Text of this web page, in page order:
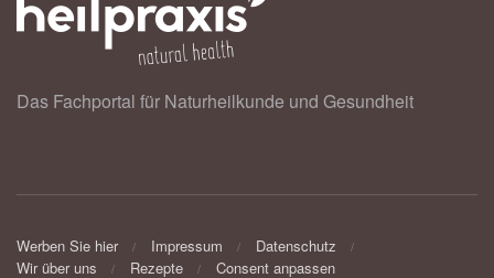
Das Fachportal für Naturheilkunde und Gesundheit
Werben Sie hier Impressum
Datenschutz
Wir über uns
Rezepte Consent anpassen